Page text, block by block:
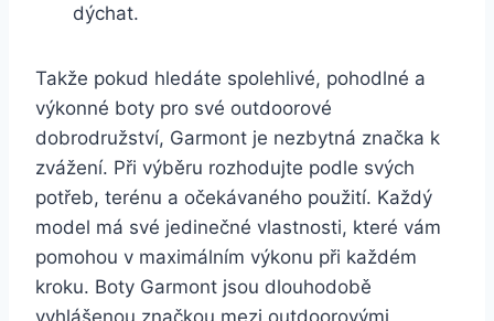
dýchat.
Takže pokud⁤ hledáte spolehlivé, pohodlné ‍a
výkonné boty‌ pro své outdoorové
dobrodružství,⁤ Garmont je nezbytná značka k⁢
zvážení.⁣ Při⁣ výběru rozhodujte⁤ podle svých
potřeb, terénu a očekávaného použití. Každý
model má své jedinečné vlastnosti, které vám
pomohou v maximálním ⁢výkonu při každém
kroku. Boty Garmont jsou dlouhodobě⁤
vyhlášenou značkou mezi outdoorovými